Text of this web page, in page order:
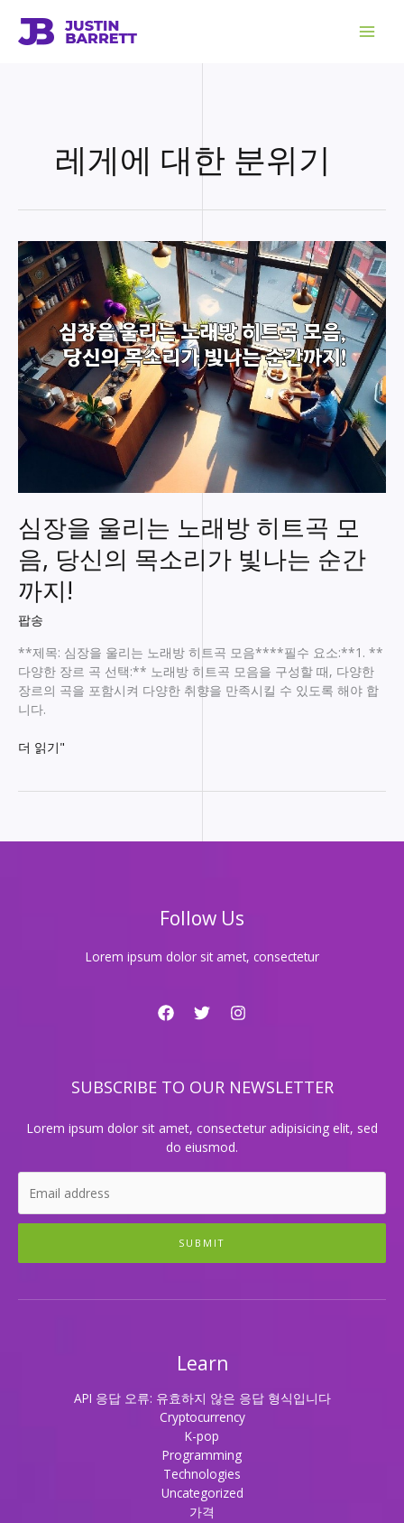
레게에 대한 분위기
심장을 울리는 노래방 히트곡 모
음, 당신의 목소리가 빛나는 순간
까지!
팝송
**제목: 심장을 울리는 노래방 히트곡 모음****필수 요소:**1. **
다양한 장르 곡 선택:** 노래방 히트곡 모음을 구성할 때, 다양한
장르의 곡을 포함시켜 다양한 취향을 만족시킬 수 있도록 해야 합
니다.
심
는
가
간
지!
더 읽기"
Follow Us
Lorem ipsum dolor sit amet, consectetur
SUBSCRIBE TO OUR NEWSLETTER
Lorem ipsum dolor sit amet, consectetur adipisicing elit, sed
do eiusmod.
SUBMIT
Learn
API 응답 오류: 유효하지 않은 응답 형식입니다
Cryptocurrency
K-pop
Programming
Technologies
Uncategorized
가격